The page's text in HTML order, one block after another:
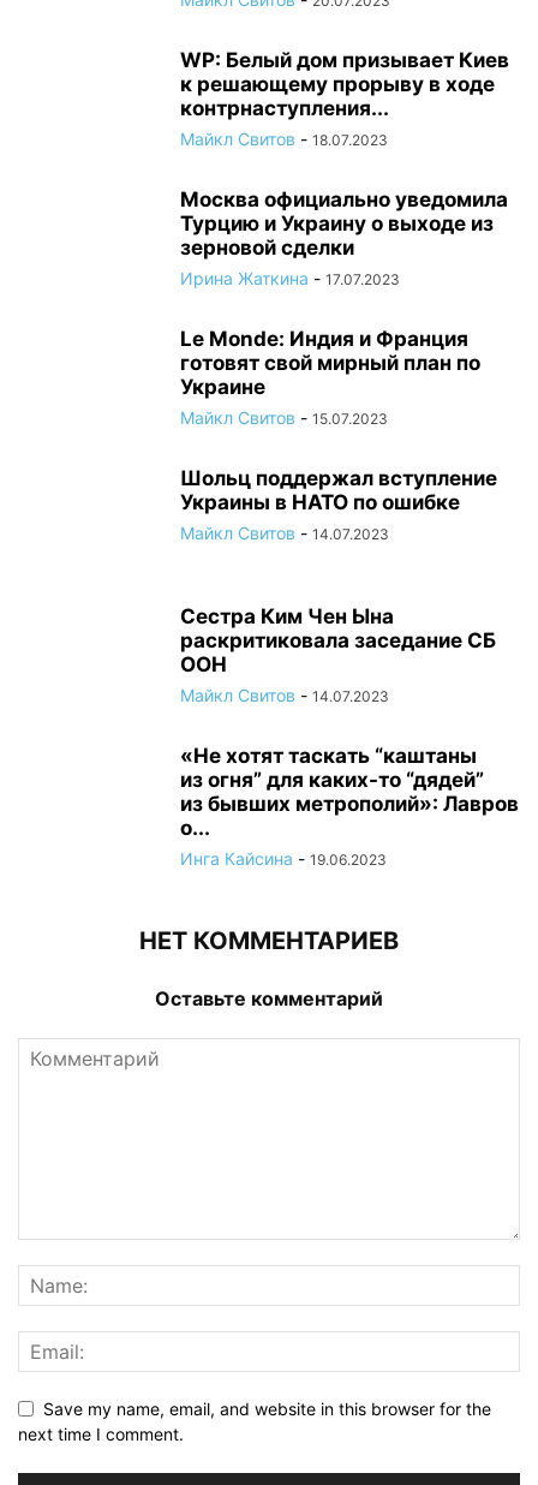
WP: Белый дом призывает Киев
к решающему прорыву в ходе
контрнаступления...
Майкл Свитов - 18.07.2023
Москва официально уведомила
Турцию и Украину о выходе из
зерновой сделки
Ирина Жаткина - 17.07.2023
Le Monde: Индия и Франция
готовят свой мирный план по
Украине
Майкл Свитов - 15.07.2023
Шольц поддержал вступление
Украины в НАТО по ошибке
Майкл Свитов - 14.07.2023
Сестра Ким Чен Ына
раскритиковала заседание СБ
ООН
Майкл Свитов - 14.07.2023
«Не хотят таскать “каштаны
из огня” для каких-то “дядей”
из бывших метрополий»: Лавров
о...
Инга Кайсина - 19.06.2023
НЕТ КОММЕНТАРИЕВ
Оставьте комментарий
Save my name, email, and website in this browser for the
next time I comment.